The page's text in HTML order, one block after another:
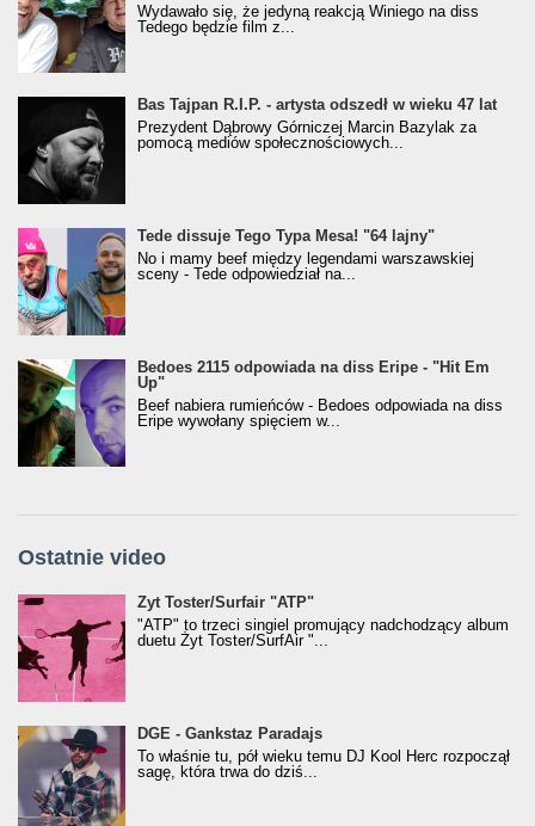
Wydawało się, że jedyną reakcją Winiego na diss
Tedego będzie film z...
Bas Tajpan R.I.P. - artysta odszedł w wieku 47 lat
Prezydent Dąbrowy Górniczej Marcin Bazylak za
pomocą mediów społecznościowych...
Tede dissuje Tego Typa Mesa! "64 lajny"
No i mamy beef między legendami warszawskiej
sceny - Tede odpowiedział na...
Bedoes 2115 odpowiada na diss Eripe - "Hit Em
Up"
Beef nabiera rumieńców - Bedoes odpowiada na diss
Eripe wywołany spięciem w...
Ostatnie video
Żyt Toster/SurfAir - ATP VIDEO
Żyt Toster/Surfair "ATP"
"ATP" to trzeci singiel promujący nadchodzący album
duetu Żyt Toster/SurfAir "...
donGURALesko z nagrodą za
Klasyczny/Trueschoolowy Album Roku
(Popkillery 2023)
DGE - Gankstaz Paradajs
To właśnie tu, pół wieku temu DJ Kool Herc rozpoczął
sagę, która trwa do dziś...